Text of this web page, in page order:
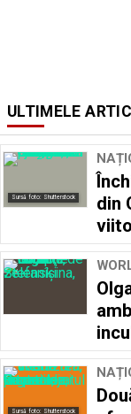
ULTIMELE
Sursă foto: Shutterstock
din
Sursă foto: Shutterstock